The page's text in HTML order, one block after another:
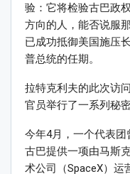
验：它将检验古巴政
方向的人，能否说服
已成功抵御美国施压
普总统的任期。
拉特克利夫的此次访
官员举行了一系列秘
今年4月，一个代表
古巴提供一项由马斯
术公司（SpaceX）运